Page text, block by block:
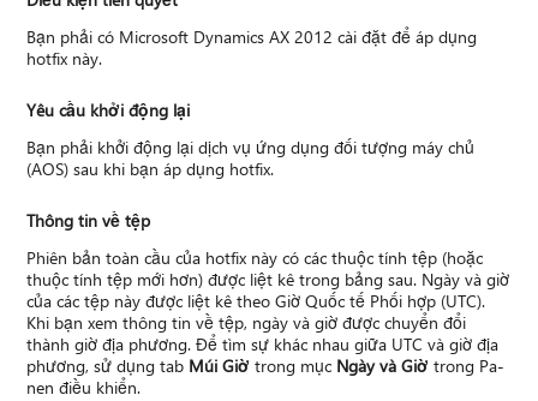
Bạn phải có Microsoft Dynamics AX 2012 cài đặt để áp dụng
hotfix này.
Yêu cầu khởi động lại
Bạn phải khởi động lại dịch vụ ứng dụng đối tượng máy chủ
(AOS) sau khi bạn áp dụng hotfix.
Thông tin về tệp
Phiên bản toàn cầu của hotfix này có các thuộc tính tệp (hoặc
thuộc tính tệp mới hơn) được liệt kê trong bảng sau. Ngày và giờ
của các tệp này được liệt kê theo Giờ Quốc tế Phối hợp (UTC).
Khi bạn xem thông tin về tệp, ngày và giờ được chuyển đổi
thành giờ địa phương. Để tìm sự khác nhau giữa UTC và giờ địa
phương, sử dụng tab Múi Giờ trong mục Ngày và Giờ trong Pa-
nen điều khiển.